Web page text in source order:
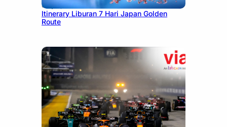
July 7, 2026
Itinerary Liburan 7 Hari Japan Golden
Route